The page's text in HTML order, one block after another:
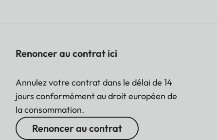
Renoncer au contrat ici
Annulez votre contrat dans le délai de 14
jours conformément au droit européen de
la consommation.
Renoncer au contrat